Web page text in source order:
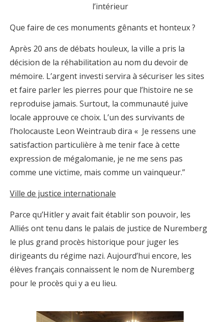
l’intérieur
Que faire de ces monuments gênants et honteux ?
Après 20 ans de débats houleux, la ville a pris la
décision de la réhabilitation au nom du devoir de
mémoire. L’argent investi servira à sécuriser les sites
et faire parler les pierres pour que l’histoire ne se
reproduise jamais. Surtout, la communauté juive
locale approuve ce choix. L’un des survivants de
l’holocauste Leon Weintraub dira « Je ressens une
satisfaction particulière à me tenir face à cette
expression de mégalomanie, je ne me sens pas
comme une victime, mais comme un vainqueur.”
Ville de justice internationale
Parce qu’Hitler y avait fait établir son pouvoir, les
Alliés ont tenu dans le palais de justice de Nuremberg
le plus grand procès historique pour juger les
dirigeants du régime nazi. Aujourd’hui encore, les
élèves français connaissent le nom de Nuremberg
pour le procès qui y a eu lieu.